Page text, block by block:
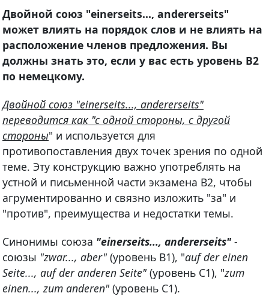
Двойной союз "einerseits..., andererseits"
может влиять на порядок слов и не влиять на
расположение членов предложения. Вы
должны знать это, если у вас есть уровень В2
по немецкому.
Двойной союз "einerseits..., andererseits"
переводится как "с одной стороны, с другой
стороны" и используется для
противопоставления двух точек зрения по одной
теме. Эту конструкцию важно употреблять на
устной и письменной части экзамена В2, чтобы
агрументированно и связно изложить "за" и
"против", преимущества и недостатки темы.
Синонимы союза "einerseits..., andererseits" -
союзы "zwar..., aber"(уровень В1), "auf der einen
Seite..., auf der anderen Seite"(уровень C1), "zum
einen..., zum anderen"(уровень C1).